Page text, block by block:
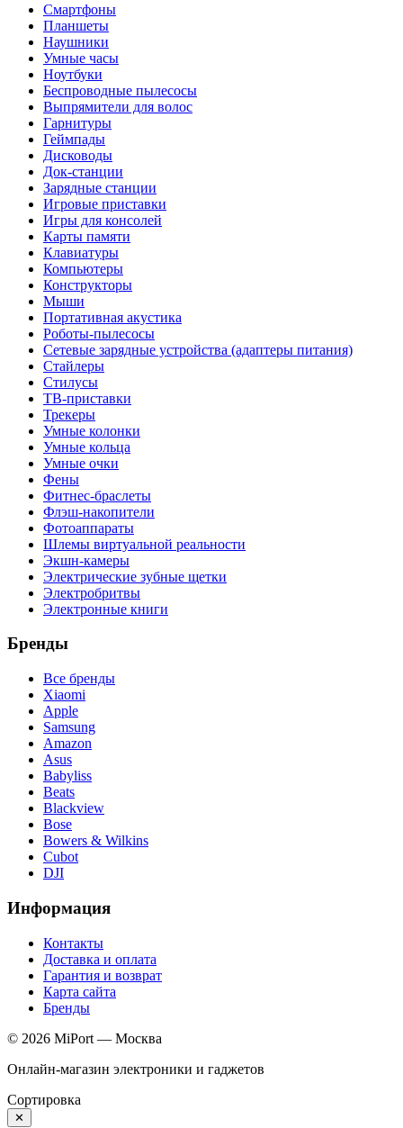
Смартфоны
Планшеты
Наушники
Умные часы
Ноутбуки
Беспроводные пылесосы
Выпрямители для волос
Гарнитуры
Геймпады
Дисководы
Док-станции
Зарядные станции
Игровые приставки
Игры для консолей
Карты памяти
Клавиатуры
Компьютеры
Конструкторы
Мыши
Портативная акустика
Роботы-пылесосы
Сетевые зарядные устройства (адаптеры питания)
Стайлеры
Стилусы
ТВ-приставки
Трекеры
Умные колонки
Умные кольца
Умные очки
Фены
Фитнес-браслеты
Флэш-накопители
Фотоаппараты
Шлемы виртуальной реальности
Экшн-камеры
Электрические зубные щетки
Электробритвы
Электронные книги
Бренды
Все бренды
Xiaomi
Apple
Samsung
Amazon
Asus
Babyliss
Beats
Blackview
Bose
Bowers & Wilkins
Cubot
DJI
Информация
Контакты
Доставка и оплата
Гарантия и возврат
Карта сайта
Бренды
© 2026 MiPort — Москва
Онлайн-магазин электроники и гаджетов
Сортировка
✕